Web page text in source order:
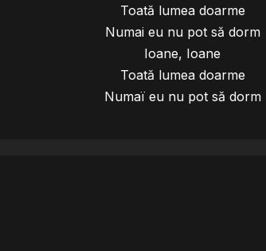
Toată lumea doarme
Numai eu nu pot să dorm
Ioane, Ioane
Toată lumea doarme
Numaï eu nu pot să dorm